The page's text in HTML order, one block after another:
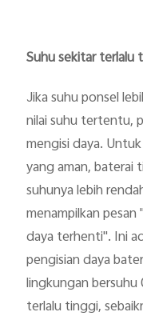
Suhu sekitar terlalu
Jika suhu ponsel
nilai suhu tertentu,
mengisi daya.
yang aman, baterai
suhunya lebih
menampilkan
daya terhenti". Ini
pengisian daya
lingkungan
terlalu tinggi,